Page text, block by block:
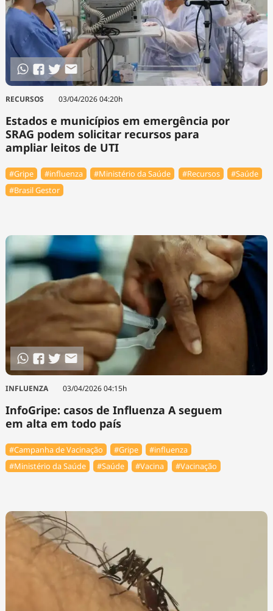
RECURSOS 03/04/2026 04:20h
Estados e municípios em emergência por
SRAG podem solicitar recursos para
ampliar leitos de UTI
#Gripe #influenza #Ministério da Saúde #Recursos
#Saúde
#Brasil Gestor
INFLUENZA 03/04/2026 04:15h
InfoGripe: casos de Influenza A seguem
em alta em todo país
#Campanha de Vacinação #Gripe
#influenza
#Ministério da Saúde
#Saúde #Vacina #Vacinação